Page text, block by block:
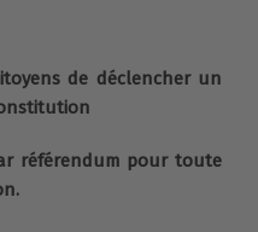
de déclencher un
référendum pour toute